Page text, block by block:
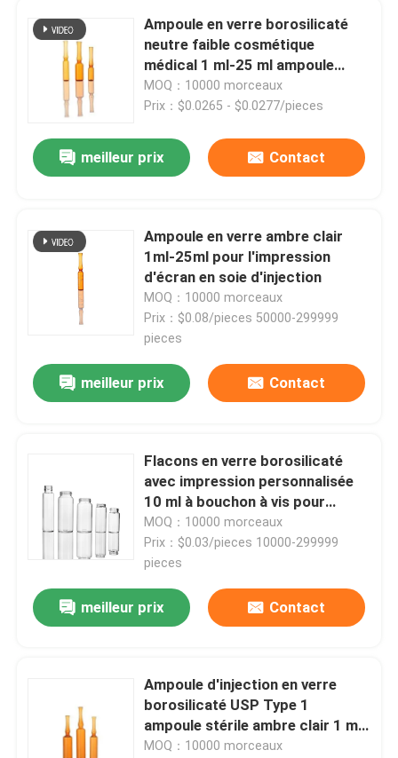
Ampoule en verre borosilicaté
neutre faible cosmétique
médical 1 ml-25 ml ampoule
ambre claire
MOQ：10000 morceaux
Prix：$0.0265 - $0.0277/pieces
meilleur prix Contact
Ampoule en verre ambre clair
1ml-25ml pour l'impression
d'écran en soie d'injection
MOQ：10000 morceaux
Prix：$0.08/pieces 50000-299999
pieces
meilleur prix Contact
Flacons en verre borosilicaté
avec impression personnalisée
10 ml à bouchon à vis pour
injection
MOQ：10000 morceaux
Prix：$0.03/pieces 10000-299999
pieces
meilleur prix Contact
Ampoule d'injection en verre
borosilicaté USP Type 1
ampoule stérile ambre clair 1 ml
norme ISO YBB
MOQ：10000 morceaux